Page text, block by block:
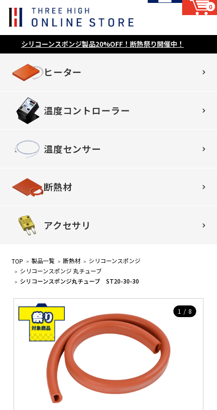
0
シリコーンスポンジ製品20%OFF！断熱祭り開催中！
ヒーター
温度コントローラー
温度センサー
断熱材
アクセサリ
TOP 製品一覧 断熱材
シリコーンスポンジ
シリコーンスポンジ 丸チューブ
シリコーンスポンジ丸チューブ ST20-30-30
1 / 8